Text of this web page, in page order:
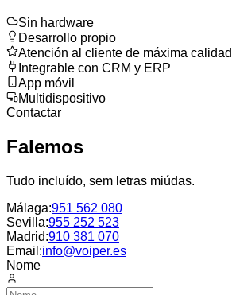
Sin hardware
Desarrollo propio
Atención al cliente de máxima calidad
Integrable con CRM y ERP
App móvil
Multidispositivo
Contactar
Falemos
Tudo incluído, sem letras miúdas.
Málaga:951 562 080
Sevilla:955 252 523
Madrid:910 381 070
Email:info@voiper.es
Nome